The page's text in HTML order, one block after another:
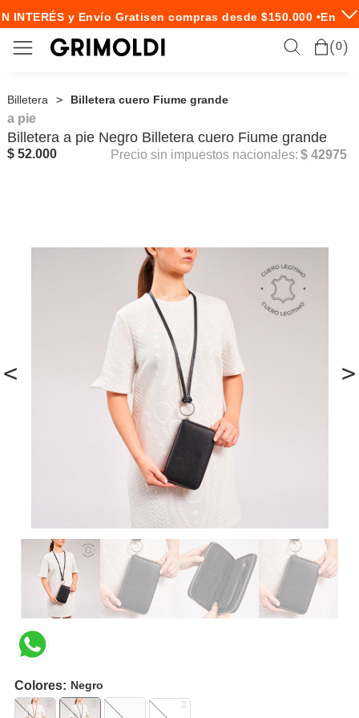
INTERÉS y Envío Gratisen compras desde $150.000 • Envío
0
Billetera Billetera cuero Fiume grande
< >
a pie
Billetera a pie Negro Billetera cuero Fiume grande
$ 52.000 Precio sin impuestos nacionales: $ 42975
Colores: Negro